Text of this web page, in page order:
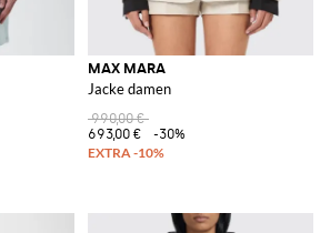
MAX MARA
Jacke damen
990,00 €
693,00 €
-30%